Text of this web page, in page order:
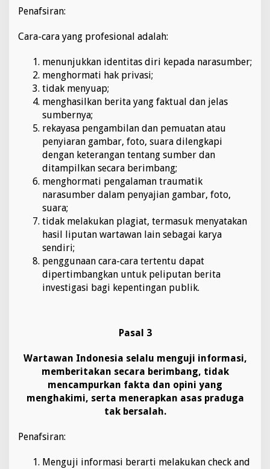
Penafsiran:
Cara-cara yang profesional adalah:
menunjukkan identitas diri kepada narasumber;
menghormati hak privasi;
tidak menyuap;
menghasilkan berita yang faktual dan jelas
sumbernya;
rekayasa pengambilan dan pemuatan atau
penyiaran gambar, foto, suara dilengkapi
dengan keterangan tentang sumber dan
ditampilkan secara berimbang;
menghormati pengalaman traumatik
narasumber dalam penyajian gambar, foto,
suara;
tidak melakukan plagiat, termasuk menyatakan
hasil liputan wartawan lain sebagai karya
sendiri;
penggunaan cara-cara tertentu dapat
dipertimbangkan untuk peliputan berita
investigasi bagi kepentingan publik.
Pasal 3
Wartawan Indonesia selalu menguji informasi,
memberitakan secara berimbang, tidak
mencampurkan fakta dan opini yang
menghakimi, serta menerapkan asas praduga
tak bersalah.
Penafsiran:
Menguji informasi berarti melakukan check and